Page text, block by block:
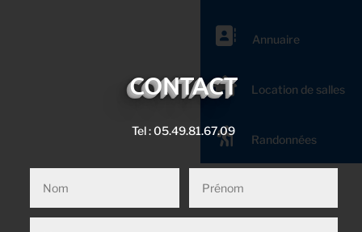
CONTACT
Tel : 05.49.81.67.09
Annuaire
Location de salles
Randonnées
Annuaire
Location de salles
Randonnées